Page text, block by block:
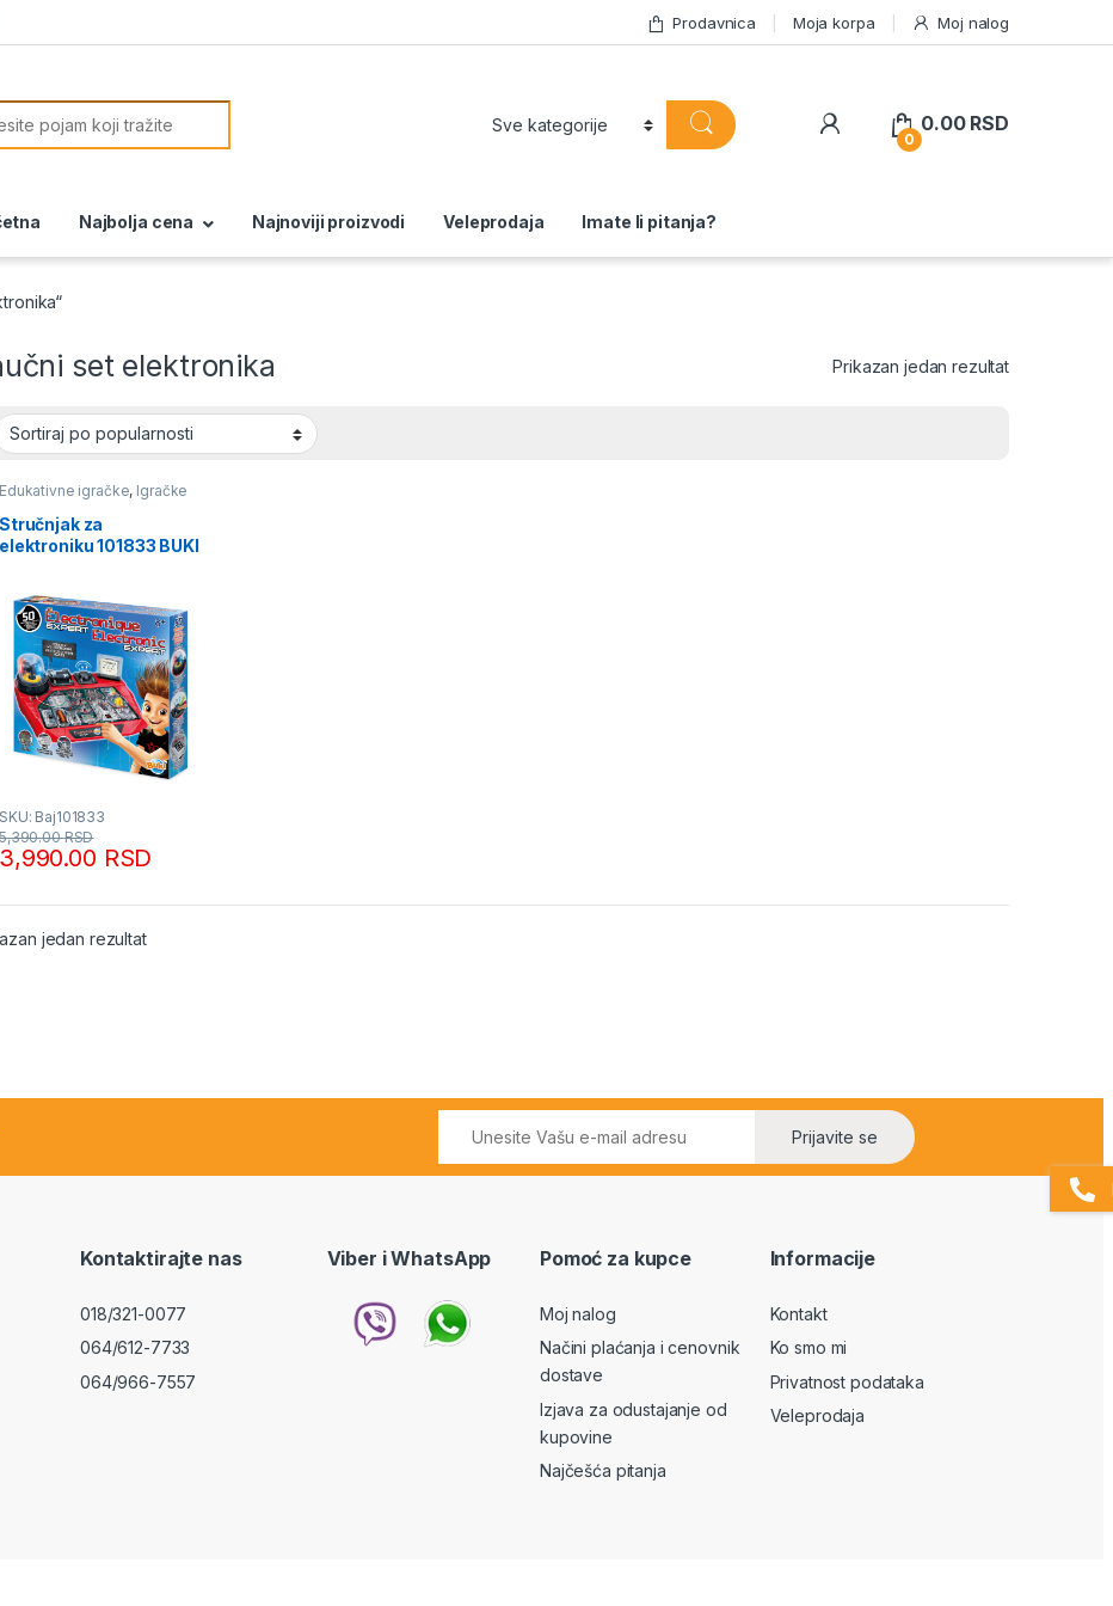
Prodavnica Moja korpa Moj nalog
for:
0
0.00 RSD
Najbolja cena Najnoviji proizvodi Veleprodaja Imate li pitanja?
set elektronika Prikazan jedan rezultat
Edukativne igračke, Igračke
Stručnjak za
elektroniku 101833 BUKI
SKU: Baj101833
3,990.00 RSD
5,390.00RSD
jedan rezultat
Prijavite se
Kontaktirajte nas
018/321-0077
064/612-7733
064/966-7557
Viber i WhatsApp Pomoć za kupce
Moj nalog
Načini plaćanja i cenovnik
dostave
Izjava za odustajanje od
kupovine
Najčešća pitanja
Informacije
Kontakt
Ko smo mi
Privatnost podataka
Veleprodaja